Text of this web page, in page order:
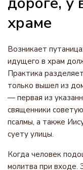
храме
Возникает
идущего в храм
Практика
только вышел из
— первая из
священники
псалмы, а также
суету улицы.
Когда человек
молитва при